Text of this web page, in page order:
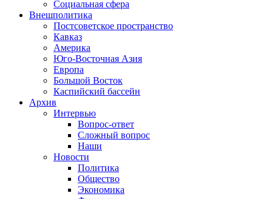
Социальная сфера
Внешполитика
Постсоветское пространство
Кавказ
Америка
Юго-Восточная Азия
Европа
Большой Восток
Каспийский бассейн
Архив
Интервью
Вопрос-ответ
Сложный вопрос
Наши
Новости
Политика
Общество
Экономика